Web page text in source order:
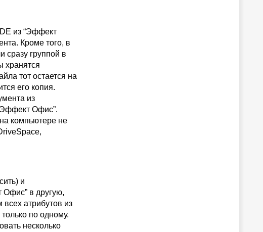
из “Эффект
Кроме того, в
сразу группой в
хранятся
тот остается на
его копия.
из
Офис”.
компьютере не
и
Офис” в другую,
атрибутов из
по одному.
несколько